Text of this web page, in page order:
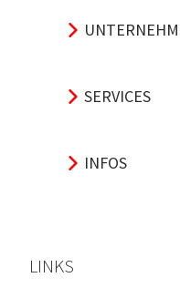
SERVICES
INFOS
LINKS